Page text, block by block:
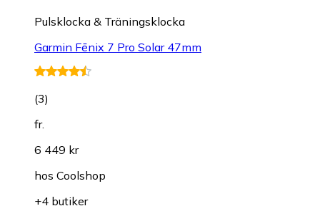
Pulsklocka & Träningsklocka
Garmin Fēnix 7 Pro Solar 47mm
(3)
fr.
6 449 kr
hos Coolshop
+4 butiker